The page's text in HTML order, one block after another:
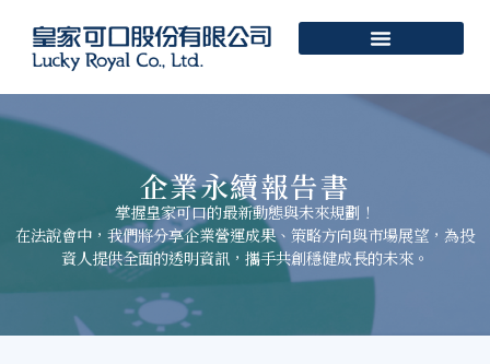
企業永續報告書
掌握皇家可口的最新動態與未來規劃！
在法說會中，我們將分享企業營運成果、策略方向與市場展望，為投
資人提供全面的透明資訊，攜手共創穩健成長的未來。